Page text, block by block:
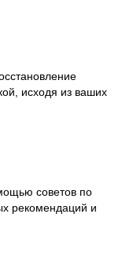
исходя из ваших
советов по
рекомендаций и